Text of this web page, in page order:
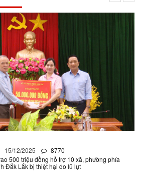
15/12/2025
8770
500 triệu đồng hỗ trợ 10 xã, phường phía
Đắk Lắk bị thiệt hại do lũ lụt